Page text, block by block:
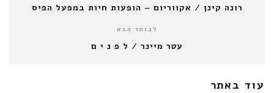
רונה קינן / אקווריום – הופעות חיות במפעל הפיס
לכותר הבא
עטר מיינר / ל פ נ י ם
עוד באתר